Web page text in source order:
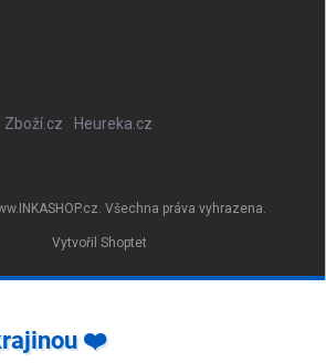
Zboží.cz Heureka.cz
Vytvořil Shoptet
. Všechna práva vyhrazena.
❤️